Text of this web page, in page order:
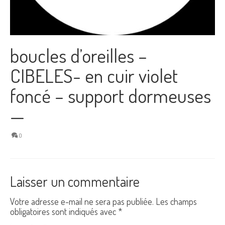
boucles d’oreilles –
CIBELES- en cuir violet
foncé – support dormeuses
—
0
Laisser un commentaire
Votre adresse e-mail ne sera pas publiée. Les champs
obligatoires sont indiqués avec *